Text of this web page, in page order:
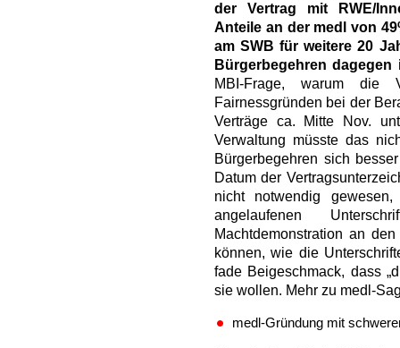
der Vertrag mit RWE/
Anteile an der medl von
am SWB für weitere 20
Bürgerbegehren
MBI-Frage, warum die
Fairnessgründen bei der
Verträge ca. Mitte Nov.
Verwaltung müsste das
Bürgerbegehren sich
Datum der
nicht notwendig
angelaufenen
Machtdemonstration an
können, wie die
fade Beigeschmack, dass
sie wollen. Mehr zu medl-
medl-Gründung mit